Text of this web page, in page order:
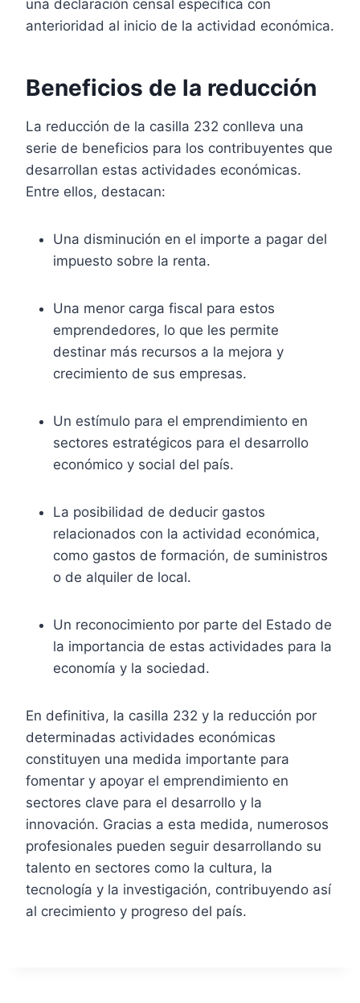
una declaración censal específica con
anterioridad al inicio de la actividad económica.
Beneficios de la reducción
La reducción de la casilla 232 conlleva una
serie de beneficios para los contribuyentes que
desarrollan estas actividades económicas.
Entre ellos, destacan:
Una disminución en el importe a pagar del
impuesto sobre la renta.
Una menor carga fiscal para estos
emprendedores, lo que les permite
destinar más recursos a la mejora y
crecimiento de sus empresas.
Un estímulo para el emprendimiento en
sectores estratégicos para el desarrollo
económico y social del país.
La posibilidad de deducir gastos
relacionados con la actividad económica,
como gastos de formación, de suministros
o de alquiler de local.
Un reconocimiento por parte del Estado de
la importancia de estas actividades para la
economía y la sociedad.
En definitiva, la casilla 232 y la reducción por
determinadas actividades económicas
constituyen una medida importante para
fomentar y apoyar el emprendimiento en
sectores clave para el desarrollo y la
innovación. Gracias a esta medida, numerosos
profesionales pueden seguir desarrollando su
talento en sectores como la cultura, la
tecnología y la investigación, contribuyendo así
al crecimiento y progreso del país.